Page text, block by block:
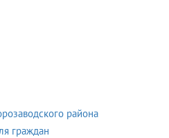
района
граждан